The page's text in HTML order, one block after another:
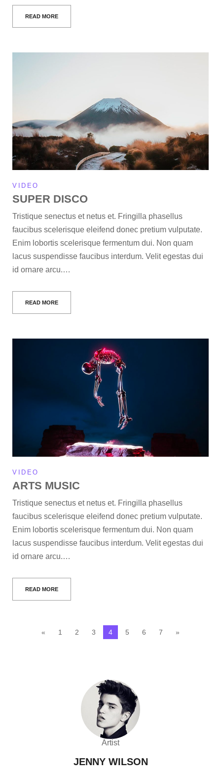
READ MORE
VIDEO
SUPER DISCO
Tristique senectus et netus et. Fringilla phasellus
faucibus scelerisque eleifend donec pretium vulputate.
Enim lobortis scelerisque fermentum dui. Non quam
lacus suspendisse faucibus interdum. Velit egestas dui
id ornare arcu.…
READ MORE
VIDEO
ARTS MUSIC
Tristique senectus et netus et. Fringilla phasellus
faucibus scelerisque eleifend donec pretium vulputate.
Enim lobortis scelerisque fermentum dui. Non quam
lacus suspendisse faucibus interdum. Velit egestas dui
id ornare arcu.…
READ MORE
« 1 2 3 4 5 6 7 »
Artist
JENNY WILSON